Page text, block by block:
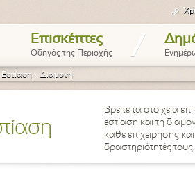
Επισκέπτες
Οδηγός της Περιοχής /
» Διαμονή
Βρείτε τα στοιχεία
εστίαση και τη
κάθε επιχείρησης
δραστηριότητές τους.